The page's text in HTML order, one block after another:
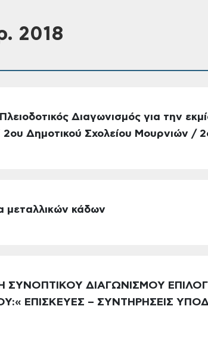
2018
Διαγωνισμός για την
2ου Δημοτικού Σχολείου Μουρνιών /
μεταλλικών κάδων
ΣΥΝΟΠΤΙΚΟΥ ΔΙΑΓΩΝΙΣΜΟΥ
ΕΠΙΣΚΕΥΕΣ – ΣΥΝΤΗΡΗΣΕΙΣ